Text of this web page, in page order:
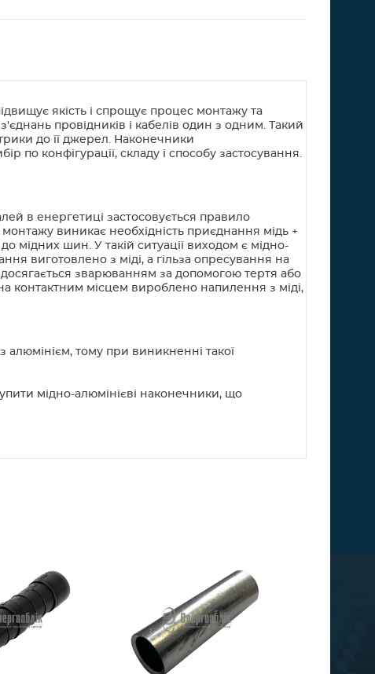
якість і спрощує процес монтажу та
провідників і кабелів один з одним. Такий
до її джерел. Наконечники
по конфігурації, складу і способу застосування.
в енергетиці застосовується правило
виникає необхідність приєднання мідь +
мідних шин. У такій ситуації виходом є мідно-
виготовлено з міді, а гільза опресування на
зварюванням за допомогою тертя або
контактним місцем вироблено напилення з міді,
тому при виникненні такої
мідно-алюмінієві наконечники, що